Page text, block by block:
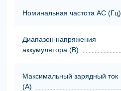
Номинальная частота АС (Гц)
Диапазон напряжения
аккумулятора (В)
Максимальный зарядный ток
(А)